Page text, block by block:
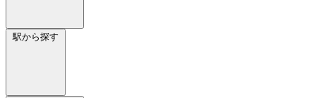
駅から探す